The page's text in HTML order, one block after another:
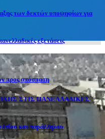
των δεκτών υποψηφίων για
εξετάσεις
προς απόσπαση
ΣΤΙΣ ΠΑΝΕΛΛΑΔΙΚΕΣ
και παράλληλου